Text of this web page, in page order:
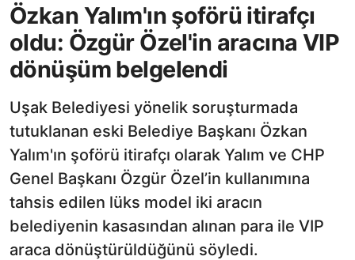
Özkan Yalım'ın şoförü itirafçı
oldu: Özgür Özel'in aracına VIP
dönüşüm belgelendi
Uşak Belediyesi yönelik soruşturmada
tutuklanan eski Belediye Başkanı Özkan
Yalım'ın şoförü itirafçı olarak Yalım ve CHP
Genel Başkanı Özgür Özel’in kullanımına
tahsis edilen lüks model iki aracın
belediyenin kasasından alınan para ile VIP
araca dönüştürüldüğünü söyledi.